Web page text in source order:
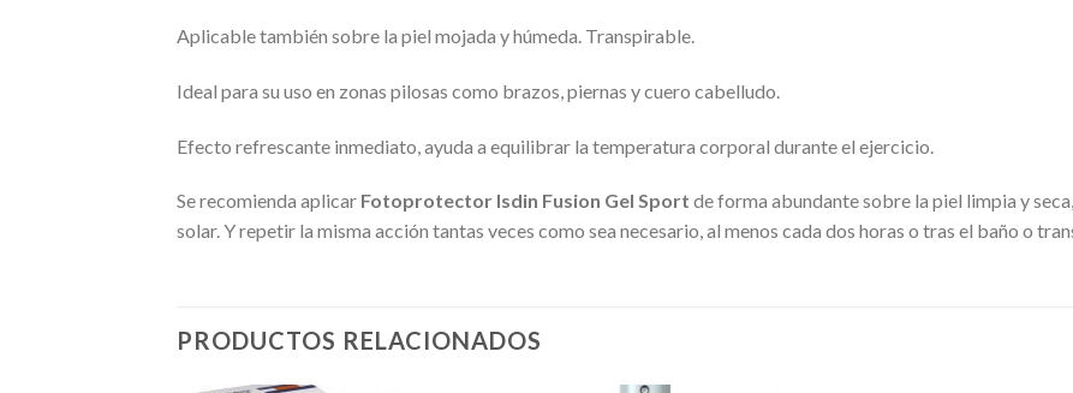
Aplicable también sobre la piel mojada y húmeda. Transpirable.
Ideal para su uso en zonas pilosas como brazos, piernas y cuero cabelludo.
Efecto refrescante inmediato, ayuda a equilibrar la temperatura corporal durante el ejercicio.
Se recomienda aplicar Fotoprotector Isdin Fusion Gel Sport de forma abundante sobre la piel limpia y
solar. Y repetir la misma acción tantas veces como sea necesario, al menos cada dos horas o tras el baño o
PRODUCTOS RELACIONADOS